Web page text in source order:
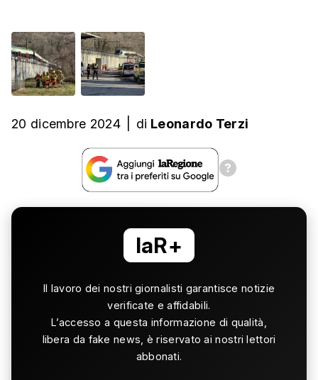
20 dicembre 2024 di Leonardo Terzi
laR+
Il lavoro dei nostri giornalisti garantisce notizie
verificate e affidabili.
L’accesso a questa informazione di qualità,
libera da fake news, è riservato ai nostri lettori
abbonati.